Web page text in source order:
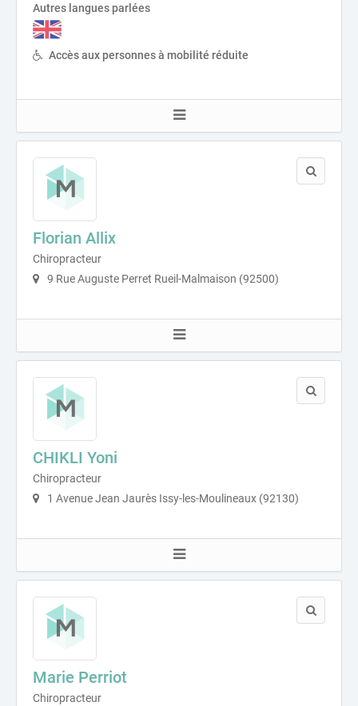
Autres langues parlées
Accès aux personnes à mobilité réduite
Florian Allix
Chiropracteur
9 Rue Auguste Perret Rueil-Malmaison (92500)
CHIKLI Yoni
Chiropracteur
1 Avenue Jean Jaurès Issy-les-Moulineaux (92130)
Marie Perriot
Chiropracteur